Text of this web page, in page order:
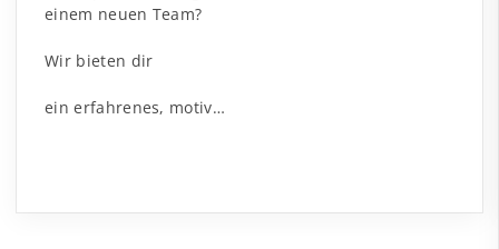
einem neuen Team?
Wir bieten dir
ein erfahrenes, motiv…